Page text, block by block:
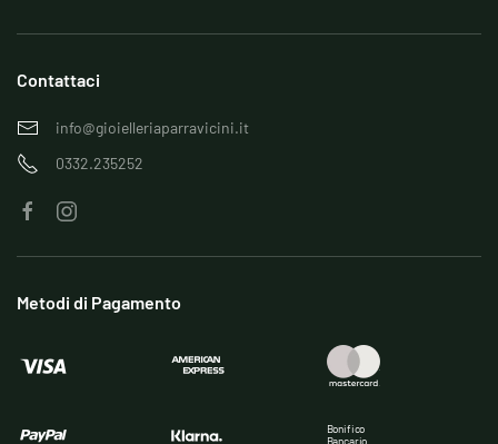
Contattaci
info@gioielleriaparravicini.it
0332.235252
Metodi di Pagamento
Bonifico
Bancario